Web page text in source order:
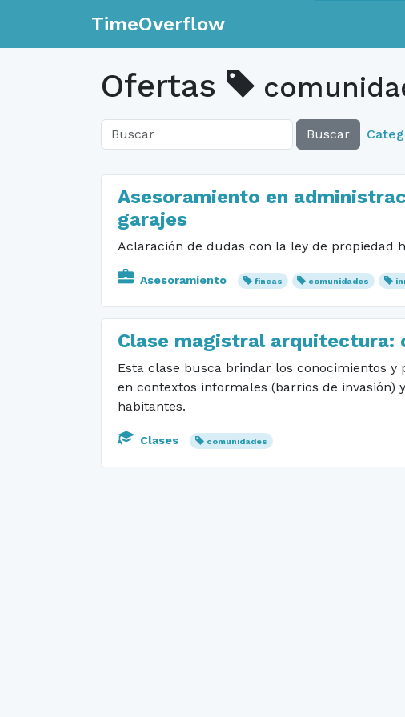
TimeOverflow
Ofertas
Buscar
Asesoramiento en
garajes
Aclaración de dudas con la ley de propiedad
Asesoramiento fincas comunidades
Clase magistral
Esta clase busca brindar los conocimientos
en contextos informales (barrios de
habitantes.
Clases comunidades